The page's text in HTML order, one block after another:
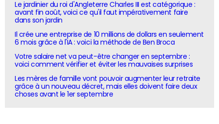
Le jardinier du roi d'Angleterre Charles III est catégorique :
avant fin août, voici ce qu'il faut impérativement faire
dans son jardin
Il crée une entreprise de 10 millions de dollars en seulement
6 mois grâce à l'IA : voici la méthode de Ben Broca
Votre salaire net va peut-être changer en septembre :
voici comment vérifier et éviter les mauvaises surprises
Les mères de famille vont pouvoir augmenter leur retraite
grâce à un nouveau décret, mais elles doivent faire deux
choses avant le 1er septembre